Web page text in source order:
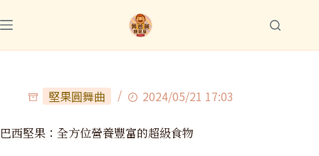
堅果圓舞曲 2024/05/21 17:03
巴西堅果：全方位營養豐富的超級食物